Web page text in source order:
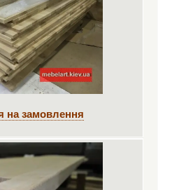
на замовлення